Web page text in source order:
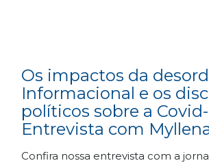
Os impactos da
Informacional e os
políticos sobre a Covid-
Entrevista com
Confira nossa entrevista com a